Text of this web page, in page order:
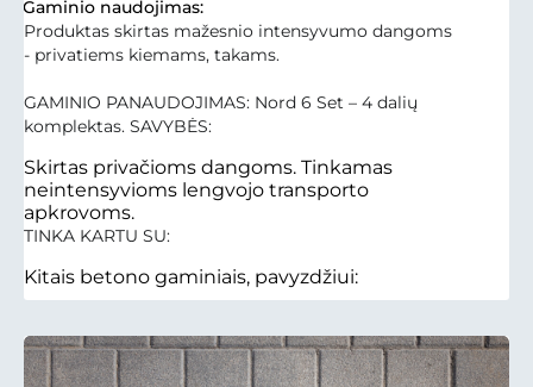
Gaminio naudojimas:
Produktas skirtas mažesnio intensyvumo dangoms
- privatiems kiemams, takams.
GAMINIO PANAUDOJIMAS: Nord 6 Set – 4 dalių
komplektas. SAVYBĖS:
Skirtas privačioms dangoms. Tinkamas
neintensyvioms lengvojo transporto
apkrovoms.
TINKA KARTU SU:
Kitais betono gaminiais, pavyzdžiui: